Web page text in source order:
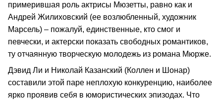
примерившая роль актрисы Мюзетты, равно как и
Андрей Жилиховский (ее возлюбленный, художник
Марсель) – пожалуй, единственные, кто смог и
певчески, и актерски показать свободных романтиков,
ту отчаянную творческую молодежь из романа Мюрже.
Дэвид Ли и Николай Казанский (Коллен и Шонар)
составили этой паре неплохую конкуренцию, наиболее
ярко проявив себя в юмористических эпизодах. Что